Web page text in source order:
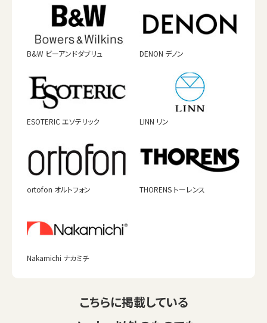
B&W ビーアンドダブリュ DENON デノン
ESOTERIC エソテリック LINN リン
ortofon オルトフォン THORENS トーレンス
Nakamichi ナカミチ
こちらに掲載している